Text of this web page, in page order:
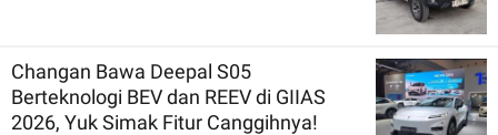
Changan Bawa Deepal S05
Berteknologi BEV dan REEV di GIIAS
2026, Yuk Simak Fitur Canggihnya!